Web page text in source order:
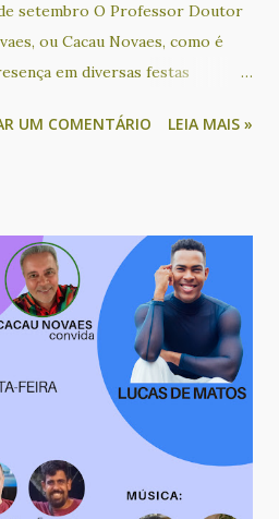
setembro O Professor Doutor
ou Cacau Novaes, como é
em diversas festas
para participar em uma mesa
livro “Português afro-
do sujeito pronominal na
Lagoinha”. Este livro de José
de sua tese de
um importante panorama sobre a
brasileiro, a partir do estudo
da Lagoinha, localizada no
no sudoeste da Bahia. A partir de
interessada poderá obter
UM COMENTÁRIO LEIA MAIS »